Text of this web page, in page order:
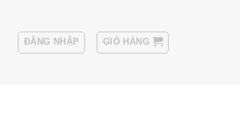
ĐĂNG NHẬP GIỎ HÀNG